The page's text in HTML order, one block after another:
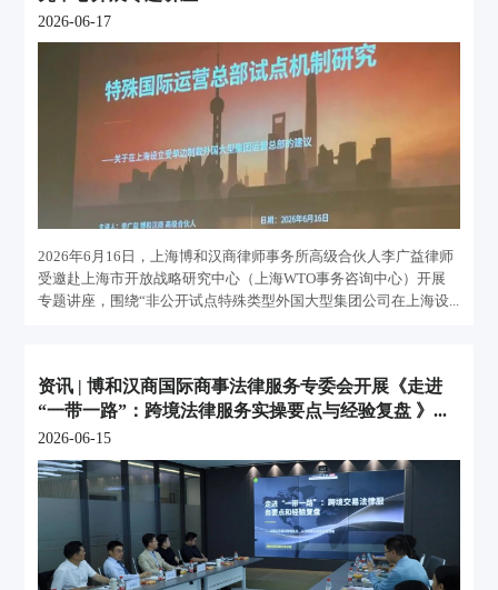
2026-06-17
2026年6月16日，上海博和汉商律师事务所高级合伙人李广益律师
受邀赴上海市开放战略研究中心（上海WTO事务咨询中心）开展
专题讲座，围绕“非公开试点特殊类型外国大型集团公司在上海设...
资讯 | 博和汉商国际商事法律服务专委会开展《走进
“一带一路”：跨境法律服务实操要点与经验复盘 》...
2026-06-15